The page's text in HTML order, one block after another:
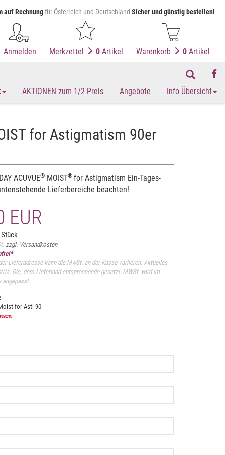
auf Rechnungfür Österreich und Deutschland Sicher und günstig bestellen!
Anmelden Merkzettel 0 Artikel Warenkorb 0 Artikel
AKTIONEN zum 1/2 Preis Angebote Info Übersicht
for Astigmatism 90er
ACUVUE® MOIST® for Astigmatism Ein-Tages-
Lieferbereiche beachten!
EUR
Stück
zzgl. Versandkosten
Lieferadresse kann die MwSt. an der Kasse variieren. Aktuelles
Die, dem Lieferland entsprechende gesetzl. MWSt. wird im
for Asti 90